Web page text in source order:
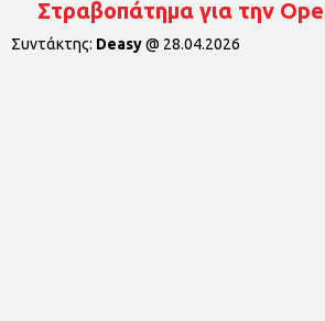
Στραβοπάτημα για την
Συντάκτης: Deasy@ 28.04.2026